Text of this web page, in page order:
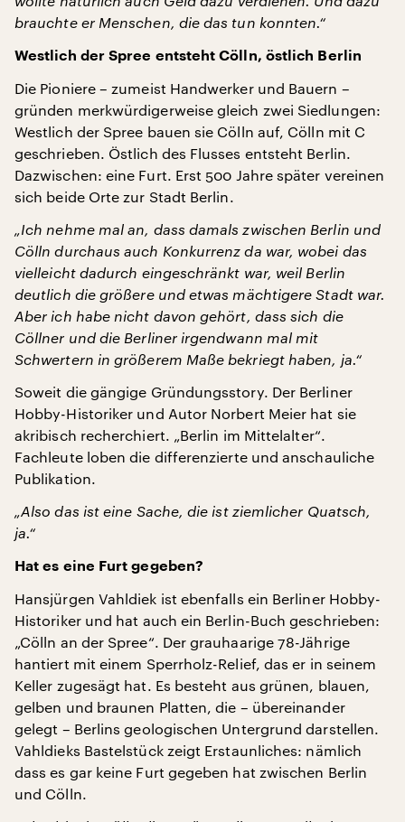
brauchte er Menschen, die das tun konnten.“
Westlich der Spree entsteht Cölln, östlich Berlin
Die Pioniere – zumeist Handwerker und Bauern –
gründen merkwürdigerweise gleich zwei Siedlungen:
Westlich der Spree bauen sie Cölln auf, Cölln mit C
geschrieben. Östlich des Flusses entsteht Berlin.
Dazwischen: eine Furt. Erst 500 Jahre später vereinen
sich beide Orte zur Stadt Berlin.
„Ich nehme mal an, dass damals zwischen Berlin und
Cölln durchaus auch Konkurrenz da war, wobei das
vielleicht dadurch eingeschränkt war, weil Berlin
deutlich die größere und etwas mächtigere Stadt war.
Aber ich habe nicht davon gehört, dass sich die
Cöllner und die Berliner irgendwann mal mit
Schwertern in größerem Maße bekriegt haben, ja.“
Soweit die gängige Gründungsstory. Der Berliner
Hobby-Historiker und Autor Norbert Meier hat sie
akribisch recherchiert. „Berlin im Mittelalter“.
Fachleute loben die differenzierte und anschauliche
Publikation.
„Also das ist eine Sache, die ist ziemlicher Quatsch,
ja.“
Hat es eine Furt gegeben?
Hansjürgen Vahldiek ist ebenfalls ein Berliner Hobby-
Historiker und hat auch ein Berlin-Buch geschrieben:
„Cölln an der Spree“. Der grauhaarige 78-Jährige
hantiert mit einem Sperrholz-Relief, das er in seinem
Keller zugesägt hat. Es besteht aus grünen, blauen,
gelben und braunen Platten, die – übereinander
gelegt – Berlins geologischen Untergrund darstellen.
Vahldieks Bastelstück zeigt Erstaunliches: nämlich
dass es gar keine Furt gegeben hat zwischen Berlin
und Cölln.